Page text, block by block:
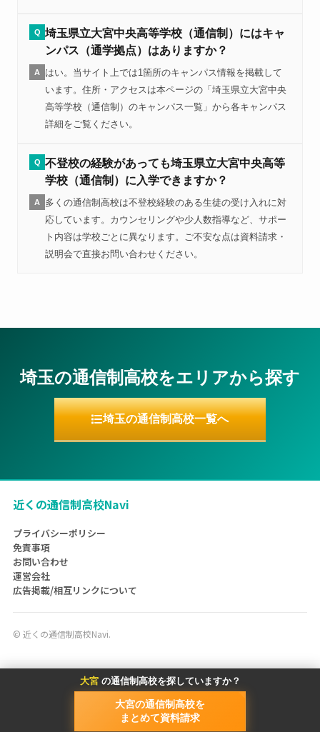
Q 埼玉県立大宮中央高等学校（通信制）にはキャ
ンパス（通学拠点）はありますか？
A
はい。当サイト上では1箇所のキャンパス情報を掲載して
います。住所・アクセスは本ページの「埼玉県立大宮中央
高等学校（通信制）のキャンパス一覧」から各キャンパス
詳細をご覧ください。
Q 不登校の経験があっても埼玉県立大宮中央高等
学校（通信制）に入学できますか？
A
多くの通信制高校は不登校経験のある生徒の受け入れに対
応しています。カウンセリングや少人数指導など、サポー
ト内容は学校ごとに異なります。ご不安な点は資料請求・
説明会で直接お問い合わせください。
埼玉の通信制高校をエリアから探す
埼玉の通信制高校一覧へ
近くの通信制高校Navi
プライバシーポリシー
免責事項
お問い合わせ
運営会社
広告掲載/相互リンクについて
© 近くの通信制高校Navi.
大宮の通信制高校を探していますか？
大宮の通信制高校を
まとめて資料請求